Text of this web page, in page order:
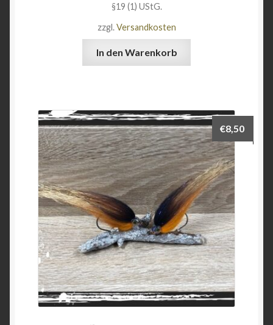
§19 (1) UStG.
zzgl.Versandkosten
In den Warenkorb
€8,50